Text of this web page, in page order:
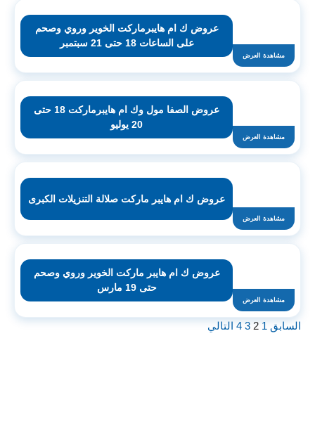
مشاهدة العرض
عروض ك ام هايبرماركت الخوير وروي وصحم
على الساعات 18 حتى 21 سبتمبر
مشاهدة العرض
عروض الصفا مول وك ام هايبرماركت 18 حتى
20 يوليو
مشاهدة العرض
عروض ك ام هايبر ماركت صلالة التنزيلات الكبرى
مشاهدة العرض
عروض ك ام هايبر ماركت الخوير وروي وصحم
حتى 19 مارس
السابق 1
2
3
4 التالي